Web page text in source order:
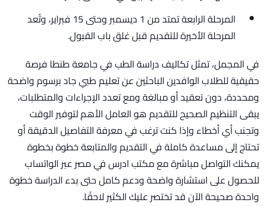
المرحلة الرابعة تمتد من 1 ديسمبر وحتى 15 فبراير، وتُعد
المرحلة الأخيرة للتقديم قبل غلق باب القبول.
في المجمل، تمثل تكاليف دراسة الطب في جامعة طنطا فرصة
حقيقية للطلاب الوافدين الباحثين عن تعليم طبي جاد برسوم واضحة
ومحددة، دون تعقيد أو مبالغة ومع تعدد الإجراءات والمتطلبات،
يبقى التنظيم الصحيح للتقديم هو العامل الأهم لتوفير الوقت
وتجنب أي أخطاء وإذا كنت ترغب في معرفة التفاصيل الدقيقة أو
تحتاج إلى مساعدة كاملة في التقديم والمتابعة خطوة بخطوة
يمكنك التواصل مباشرة مع مكتب ادرس في مصر عبر الواتساب
للحصول على استشارة واضحة ودعم كامل حتى بدء الدراسة خطوة
واحدة صحيحة الآن قد تختصر عليك الكثير لاحقًا.